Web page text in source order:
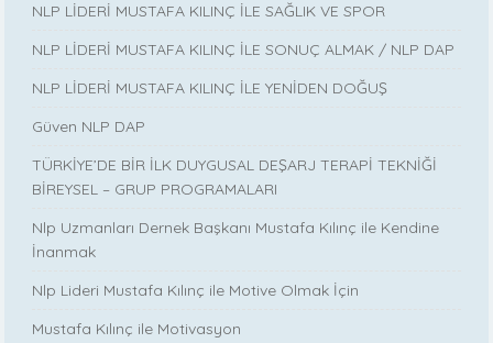
NLP LİDERİ MUSTAFA KILINÇ İLE SAĞLIK VE SPOR
NLP LİDERİ MUSTAFA KILINÇ İLE SONUÇ ALMAK / NLP DAP
NLP LİDERİ MUSTAFA KILINÇ İLE YENİDEN DOĞUŞ
Güven NLP DAP
TÜRKİYE’DE BİR İLK DUYGUSAL DEŞARJ TERAPİ TEKNİĞİ
BİREYSEL – GRUP PROGRAMALARI
Nlp Uzmanları Dernek Başkanı Mustafa Kılınç ile Kendine
İnanmak
Nlp Lideri Mustafa Kılınç ile Motive Olmak İçin
Mustafa Kılınç ile Motivasyon